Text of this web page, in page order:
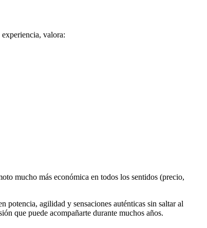
valora:
mucho más económica en todos los sentidos (precio,
potencia, agilidad y sensaciones auténticas sin saltar al
que puede acompañarte durante muchos años.